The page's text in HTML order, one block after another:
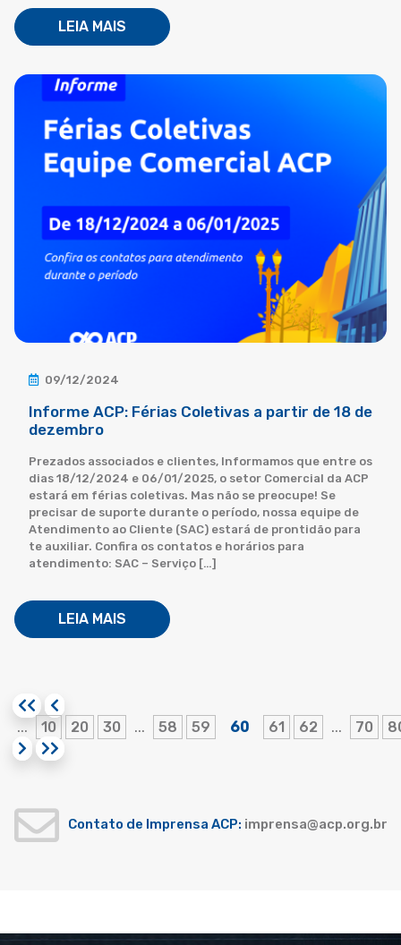
LEIA MAIS
09/12/2024
Informe ACP: Férias Coletivas a partir de 18 de
dezembro
Prezados associados e clientes, Informamos que entre os
dias 18/12/2024 e 06/01/2025, o setor Comercial da ACP
estará em férias coletivas. Mas não se preocupe! Se
precisar de suporte durante o período, nossa equipe de
Atendimento ao Cliente (SAC) estará de prontidão para
te auxiliar. Confira os contatos e horários para
atendimento: SAC – Serviço […]
LEIA MAIS
... 10 20 30 ... 58 59 60 61 62 ... 70
Contato de Imprensa ACP: imprensa@acp.org.br